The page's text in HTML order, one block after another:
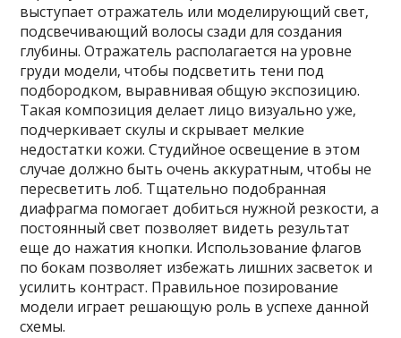
выступает отражатель или моделирующий свет‚
подсвечивающий волосы сзади для создания
глубины. Отражатель располагается на уровне
груди модели‚ чтобы подсветить тени под
подбородком‚ выравнивая общую экспозицию.
Такая композиция делает лицо визуально уже‚
подчеркивает скулы и скрывает мелкие
недостатки кожи. Студийное освещение в этом
случае должно быть очень аккуратным‚ чтобы не
пересветить лоб. Тщательно подобранная
диафрагма помогает добиться нужной резкости‚ а
постоянный свет позволяет видеть результат
еще до нажатия кнопки. Использование флагов
по бокам позволяет избежать лишних засветок и
усилить контраст. Правильное позирование
модели играет решающую роль в успехе данной
схемы.